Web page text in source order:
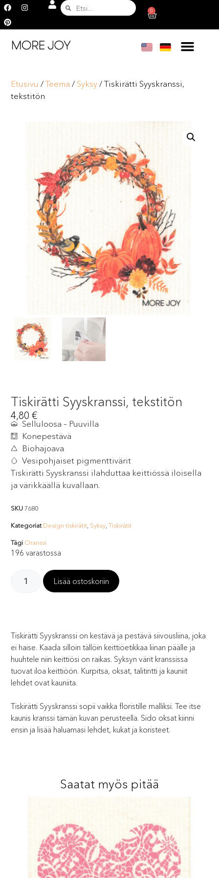
0
Etusivu /Teema / Syksy/ Tiskirätti Syyskranssi,
tekstitön
Tiskirätti Syyskranssi, tekstitön
4,80€
Selluloosa – Puuvilla
Konepestävä
Biohajoava
Vesipohjaiset pigmenttivärit
Tiskirätti Syyskranssi ilahduttaa keittiössä iloisella
ja värikkäällä kuvallaan.
SKU7680
Kategoriat Design tiskirätit Syksy ,Tiskirätit
Tägi Oranssi
196 varastossa
Lisää ostoskoriin
Tiskirätti Syyskranssi on kestävä ja pestävä siivousliina, joka
ei haise. Kaada silloin tällöin keittiöetikkaa liinan päälle ja
huuhtele niin keittiösi on raikas. Syksyn värit kranssissa
tuovat iloa keittiöön. Kurpitsa, oksat, talitintti ja kauniit
lehdet ovat kauniita.
Tiskirätti Syyskranssi sopii vaikka floristille malliksi. Tee itse
kaunis kranssi tämän kuvan perusteella. Sido oksat kiinni
ensin ja lisää haluamasi lehdet, kukat ja koristeet.
Saatat myös pitää